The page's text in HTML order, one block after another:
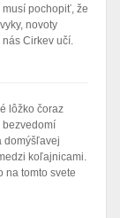
musí pochopiť, že
novoty
Cirkev učí.
lôžko čoraz
bezvedomí
domýšľavej
koľajnicami.
na tomto svete